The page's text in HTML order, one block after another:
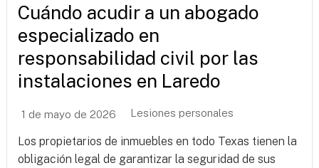
Cuándo acudir a un abogado
especializado en
responsabilidad civil por las
instalaciones en Laredo
1 de mayo de 2026 Lesiones personales
Los propietarios de inmuebles en todo Texas tienen la
obligación legal de garantizar la seguridad de sus